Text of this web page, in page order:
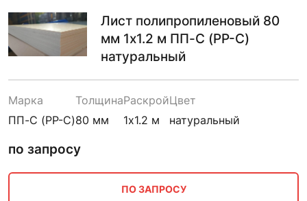
Лист полипропиленовый 80
мм 1х1.2 м ПП-С (PP-C)
натуральный
Марка
ПП-С (PP-C)
Толщина
80 мм
Раскрой
1х1.2 м
Цвет
натуральный
по запросу
ПО ЗАПРОСУ